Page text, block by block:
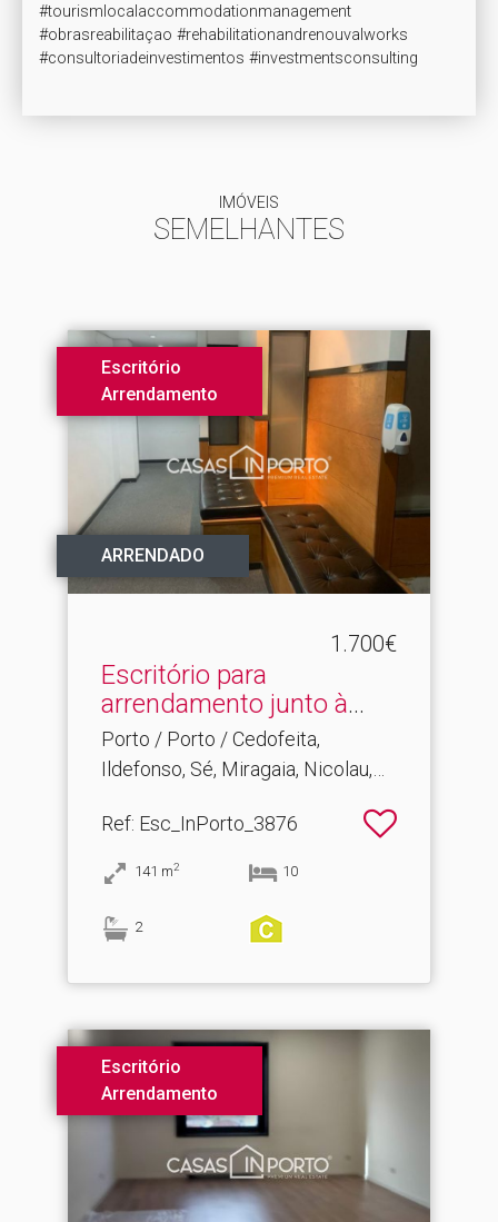
#tourismlocalaccommodationmanagement
#obrasreabilitaçao #rehabilitationandrenouvalworks
#consultoriadeinvestimentos #investmentsconsulting
IMÓVEIS
SEMELHANTES
Escritório
Arrendamento
ARRENDADO
1.700€
Escritório para
arrendamento junto à
Trindade.​..
Porto / Porto / Cedofeita,
Ildefonso, Sé, Miragaia, Nicolau,
Ref: Esc_InPorto_3876
141 m2 10
2
Escritório
Arrendamento